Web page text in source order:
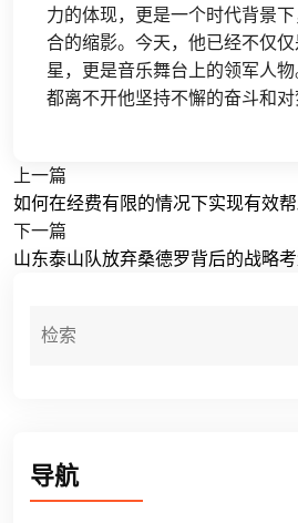
力的体现，更是一个时代背景
合的缩影。今天，他已经不仅
星，更是音乐舞台上的领军人物
都离不开他坚持不懈的奋斗和对
上一篇
如何在经费有限的情况下实现有效
下一篇
山东泰山队放弃桑德罗背后的战略
导航